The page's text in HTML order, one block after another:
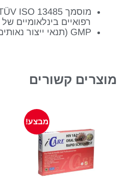
רפואיים בינלאומיים של ISO).
GMP (תנאי ייצור נאותים).
מוצרים קשורים
מבצע!